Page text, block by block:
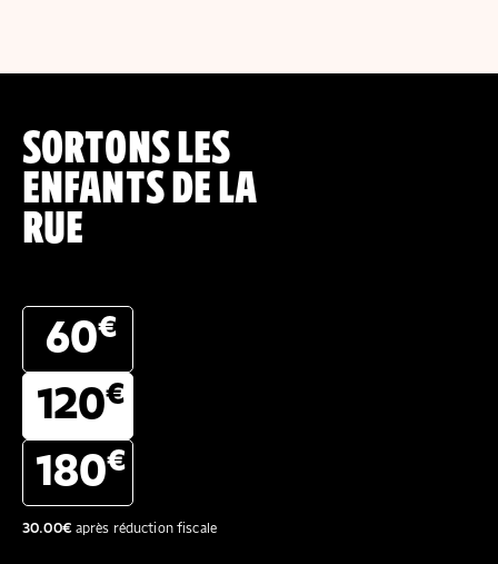
SORTONS LES
ENFANTS DE LA
RUE
60€
120€
180€
30.00€après réduction fiscale